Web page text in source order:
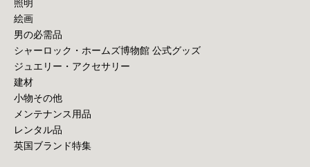
照明
絵画
男の必需品
シャーロック・ホームズ博物館 公式グッズ
ジュエリー・アクセサリー
建材
小物その他
メンテナンス用品
レンタル品
英国ブランド特集